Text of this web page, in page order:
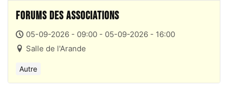
Forums des Associations
05-09-2026 - 09:00 - 05-09-2026 - 16:00
Salle de l'Arande
Autre